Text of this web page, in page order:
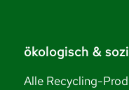
ökologisch &
Alle Recycling-